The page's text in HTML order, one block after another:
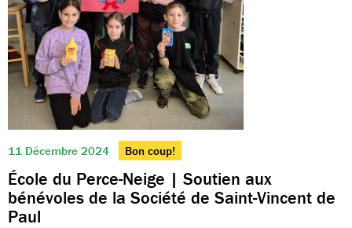
11 Décembre 2024 Bon coup!
École du Perce-Neige | Soutien aux
bénévoles de la Société de Saint-Vincent de
Paul